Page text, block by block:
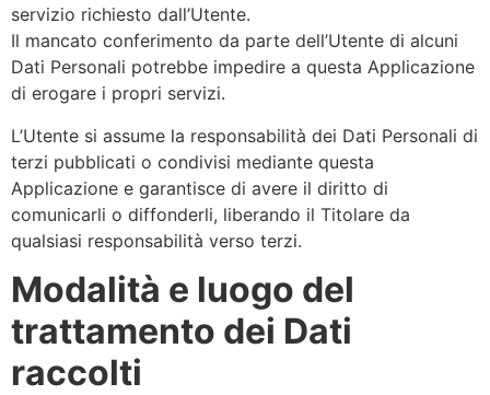
servizio richiesto dall’Utente.
Il mancato conferimento da parte dell’Utente di alcuni
Dati Personali potrebbe impedire a questa Applicazione
di erogare i propri servizi.
L’Utente si assume la responsabilità dei Dati Personali di
terzi pubblicati o condivisi mediante questa
Applicazione e garantisce di avere il diritto di
comunicarli o diffonderli, liberando il Titolare da
qualsiasi responsabilità verso terzi.
Modalità e luogo del
trattamento dei Dati
raccolti